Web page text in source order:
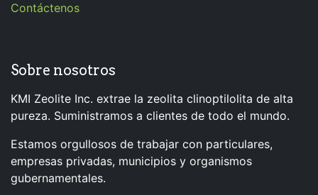
Contáctenos
Sobre nosotros
KMI Zeolite Inc. extrae la zeolita clinoptilolita de alta
pureza. Suministramos a clientes de todo el mundo.
Estamos orgullosos de trabajar con particulares,
empresas privadas, municipios y organismos
gubernamentales.